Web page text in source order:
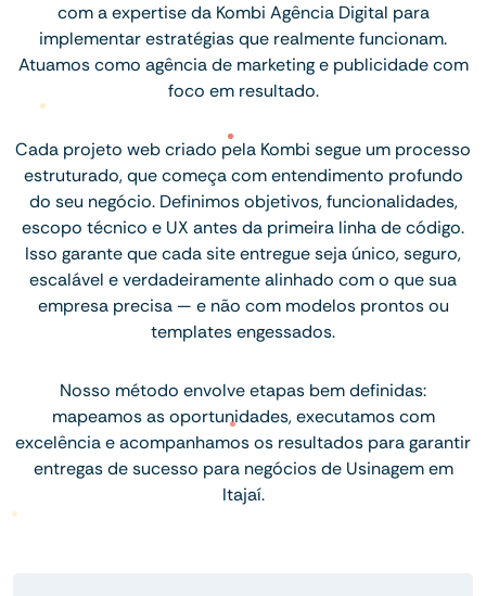
com a expertise da Kombi Agência Digital para
implementar estratégias que realmente funcionam.
Atuamos como agência de marketing e publicidade com
foco em resultado.
Cada projeto web criado pela Kombi segue um processo
estruturado, que começa com entendimento profundo
do seu negócio. Definimos objetivos, funcionalidades,
escopo técnico e UX antes da primeira linha de código.
Isso garante que cada site entregue seja único, seguro,
escalável e verdadeiramente alinhado com o que sua
empresa precisa — e não com modelos prontos ou
templates engessados.
Nosso método envolve etapas bem definidas:
mapeamos as oportunidades, executamos com
excelência e acompanhamos os resultados para garantir
entregas de sucesso para negócios de Usinagem em
Itajaí.